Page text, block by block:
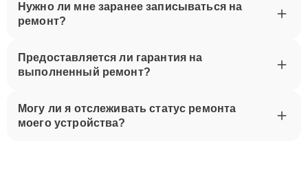
Нужно ли мне заранее записываться на
ремонт?
Предоставляется ли гарантия на
выполненный ремонт?
Могу ли я отслеживать статус ремонта
моего устройства?